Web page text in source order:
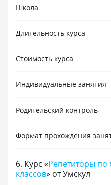
Школа
Длительность курса
Стоимость курса
Индивидуальные занятия
Родительский контроль
Формат прохождения
6. Курс «Репетиторы по
классов» от Умскул